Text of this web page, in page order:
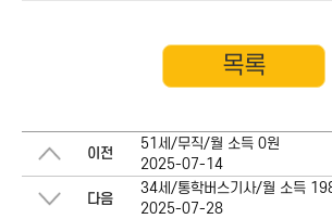
목록
이전
51세/무직/월 소득 0원
2025-07-14
다음
34세/통학버스기사/월 소득
2025-07-28